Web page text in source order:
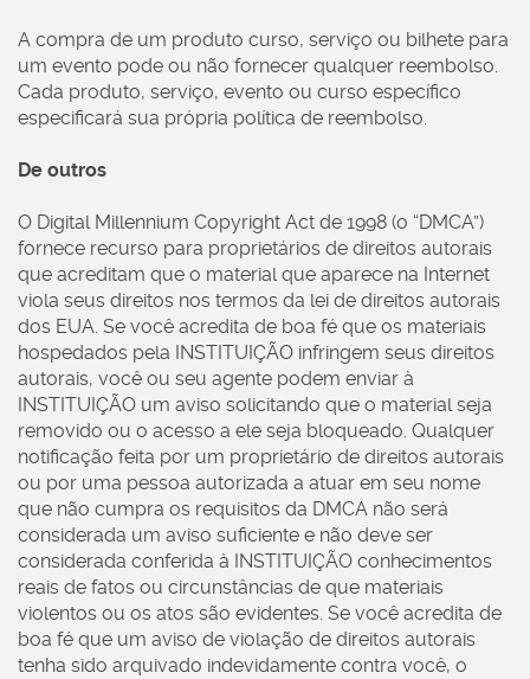
A compra de um produto curso, serviço ou bilhete para
um evento pode ou não fornecer qualquer reembolso.
Cada produto, serviço, evento ou curso específico
especificará sua própria política de reembolso.
De outros
O Digital Millennium Copyright Act de 1998 (o “DMCA”)
fornece recurso para proprietários de direitos autorais
que acreditam que o material que aparece na Internet
viola seus direitos nos termos da lei de direitos autorais
dos EUA. Se você acredita de boa fé que os materiais
hospedados pela INSTITUIÇÃO infringem seus direitos
autorais, você ou seu agente podem enviar à
INSTITUIÇÃO um aviso solicitando que o material seja
removido ou o acesso a ele seja bloqueado. Qualquer
notificação feita por um proprietário de direitos autorais
ou por uma pessoa autorizada a atuar em seu nome
que não cumpra os requisitos da DMCA não será
considerada um aviso suficiente e não deve ser
considerada conferida à INSTITUIÇÃO conhecimentos
reais de fatos ou circunstâncias de que materiais
violentos ou os atos são evidentes. Se você acredita de
boa fé que um aviso de violação de direitos autorais
tenha sido arquivado indevidamente contra você, o